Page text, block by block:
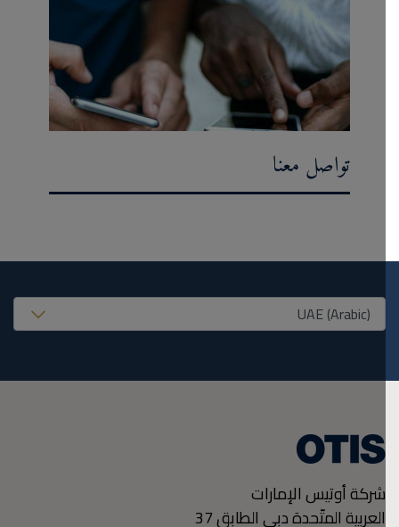
تواصل معنا
United States (EN)
شركة أوتيس الإمارات
العربية المتّحدة دبي الطابق 37